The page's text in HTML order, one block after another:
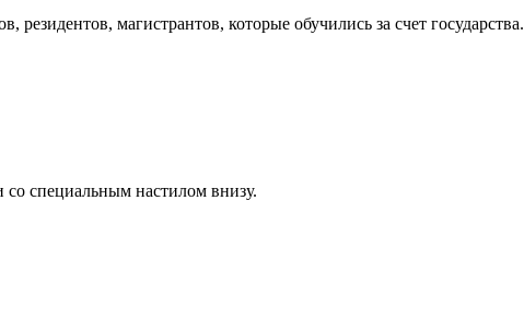
магистрантов, которые обучились за счет государства.
специальным настилом внизу.